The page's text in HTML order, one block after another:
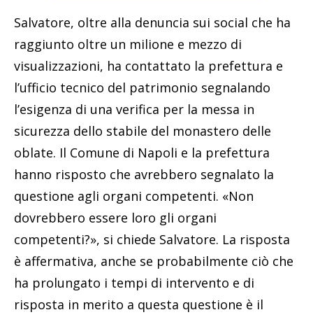
Salvatore, oltre alla denuncia sui social che ha
raggiunto oltre un milione e mezzo di
visualizzazioni, ha contattato la prefettura e
l’ufficio tecnico del patrimonio segnalando
l’esigenza di una verifica per la messa in
sicurezza dello stabile del monastero delle
oblate. Il Comune di Napoli e la prefettura
hanno risposto che avrebbero segnalato la
questione agli organi competenti. «Non
dovrebbero essere loro gli organi
competenti?», si chiede Salvatore. La risposta
è affermativa, anche se probabilmente ciò che
ha prolungato i tempi di intervento e di
risposta in merito a questa questione è il